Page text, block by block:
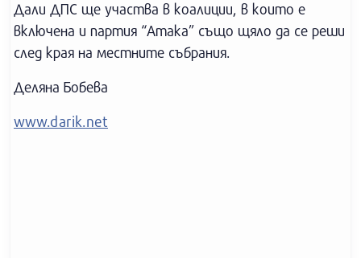
Дали ДПС ще участва в коалиции, в които е
включена и партия “Атака” също щяло да се реши
след края на местните събрания.
Деляна Бобева
www.darik.net